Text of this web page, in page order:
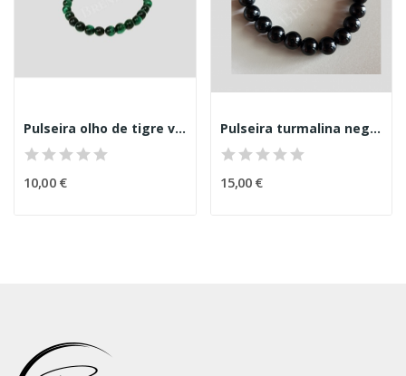
Pulseira olho de tigre verde 6mm
10,00 €
Pulseira turmalina negra 8mm
15,00 €